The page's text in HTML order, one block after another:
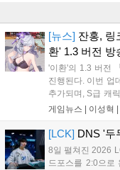
[뉴스] 잔홍, 링
환' 1.3 버전 방
'이환'의 1.3 버전
진행된다. 이번 업
추가되며, S급 캐
맞아 비치발리볼,
가능한 교환 코드
수 있다....
게임뉴스 | 이성혁
[LCK] DNS '두
8일 펼쳐진 2026
드포스를 2:0으로